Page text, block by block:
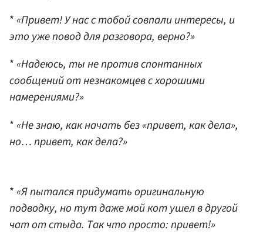
*«Привет! У нас с тобой совпали интересы, и
это уже повод для разговора, верно?»
*«Надеюсь, ты не против спонтанных
сообщений от незнакомцев с хорошими
намерениями?»
*«Не знаю, как начать без «привет, как дела»,
но… привет, как дела?»
*«Я пытался придумать оригинальную
подводку, но тут даже мой кот ушел в другой
чат от стыда. Так что просто: привет!»